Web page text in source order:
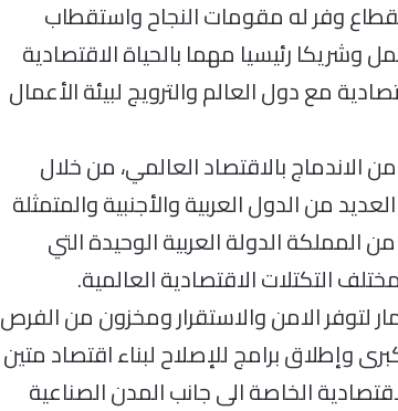
وفر له مقومات النجاح واستقطاب
وشريكا رئيسيا مهما بالحياة الاقتصادية
مع دول العالم والترويج لبيئة الأعمال
الاندماج بالاقتصاد العالمي، من خلال
من الدول العربية والأجنبية والمتمثلة
المملكة الدولة العربية الوحيدة التي
التكتلات الاقتصادية العالمية.
لتوفر الامن والاستقرار ومخزون من الفرص
وإطلاق برامج للإصلاح لبناء اقتصاد متين
الخاصة الى جانب المدن الصناعية